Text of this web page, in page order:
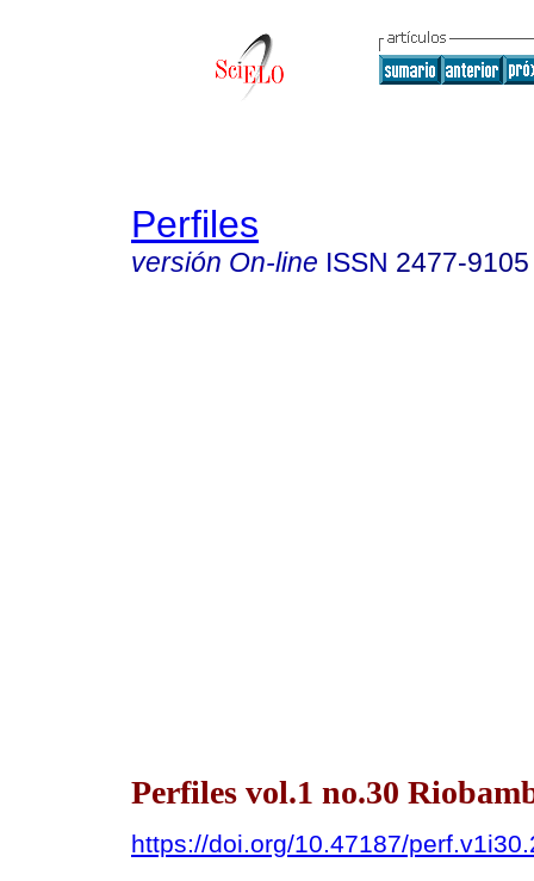
Perfiles
versión On-line ISSN 2477-9105
Perfiles vol.1 no.30
https://doi.org/10.47187/